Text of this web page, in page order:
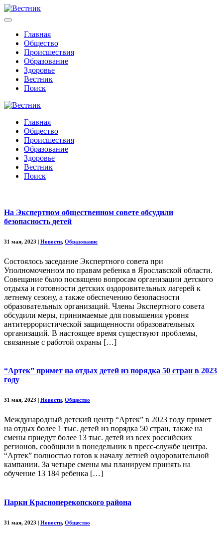
Главная
Общество
Происшествия
Образование
Здоровье
Вестник
Поиск
Главная
Общество
Происшествия
Образование
Здоровье
Вестник
Поиск
На Экспертном общественном совете обсудили
безопасность детей
31 мая, 2023 Новости, Образование
Состоялось заседание Экспертного совета при
Уполномоченном по правам ребенка в Ярославской области.
Совещание было посвящено вопросам организации детского
отдыха и готовности детских оздоровительных лагерей к
летнему сезону, а также обеспечению безопасности
образовательных организаций. Члены Экспертного совета
обсудили меры, принимаемые для повышения уровня
антитеррористической защищенности образовательных
организаций. В настоящее время существуют проблемы,
связанные с работой охраны […]
“Артек” примет на отдых детей из порядка 50 стран в 2023
году
31 мая, 2023 Новости, Общество
Международный детский центр “Артек” в 2023 году примет
на отдых более 1 тыс. детей из порядка 50 стран, также на
смены приедут более 13 тыс. детей из всех российских
регионов, сообщили в понедельник в пресс-службе центра.
“Артек” полностью готов к началу летней оздоровительной
кампании. За четыре смены мы планируем принять на
обучение 13 184 ребенка […]
Парки Красноперекопского района
31 мая, 2023 | Новости, Общество